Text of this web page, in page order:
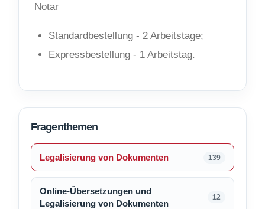
Notar
Standardbestellung - 2 Arbeitstage;
Expressbestellung - 1 Arbeitstag.
Fragenthemen
Legalisierung von Dokumenten 139
Online-Übersetzungen und
Legalisierung von Dokumenten
12